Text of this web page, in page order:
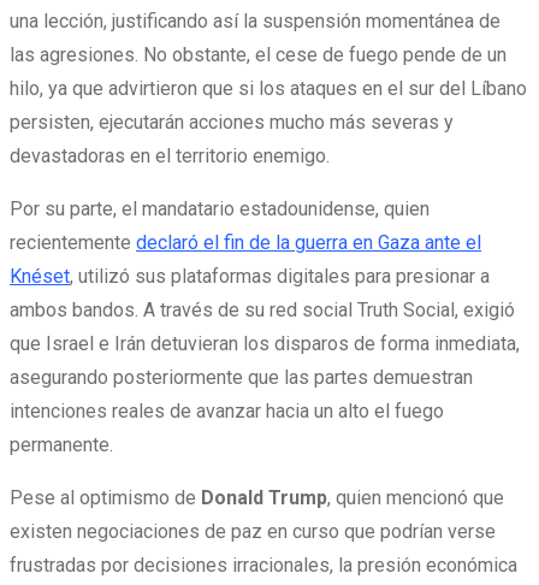
una lección, justificando así la suspensión momentánea de
las agresiones. No obstante, el cese de fuego pende de un
hilo, ya que advirtieron que si los ataques en el sur del Líbano
persisten, ejecutarán acciones mucho más severas y
devastadoras en el territorio enemigo.
Por su parte, el mandatario estadounidense, quien
recientemente declaró el fin de la guerra en Gaza ante el
Knéset, utilizó sus plataformas digitales para presionar a
ambos bandos. A través de su red social Truth Social, exigió
que Israel e Irán detuvieran los disparos de forma inmediata,
asegurando posteriormente que las partes demuestran
intenciones reales de avanzar hacia un alto el fuego
permanente.
Pese al optimismo de Donald Trump, quien mencionó que
existen negociaciones de paz en curso que podrían verse
frustradas por decisiones irracionales, la presión económica